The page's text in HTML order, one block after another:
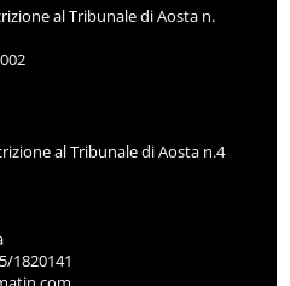
al Tribunale di Aosta n.
al Tribunale di Aosta n.4
1820141